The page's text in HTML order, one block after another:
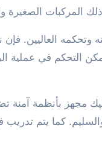
المركبات الصغيرة
وتحكمه العاليين.
التحكم في
مجهز بأنظمة
كما يتم